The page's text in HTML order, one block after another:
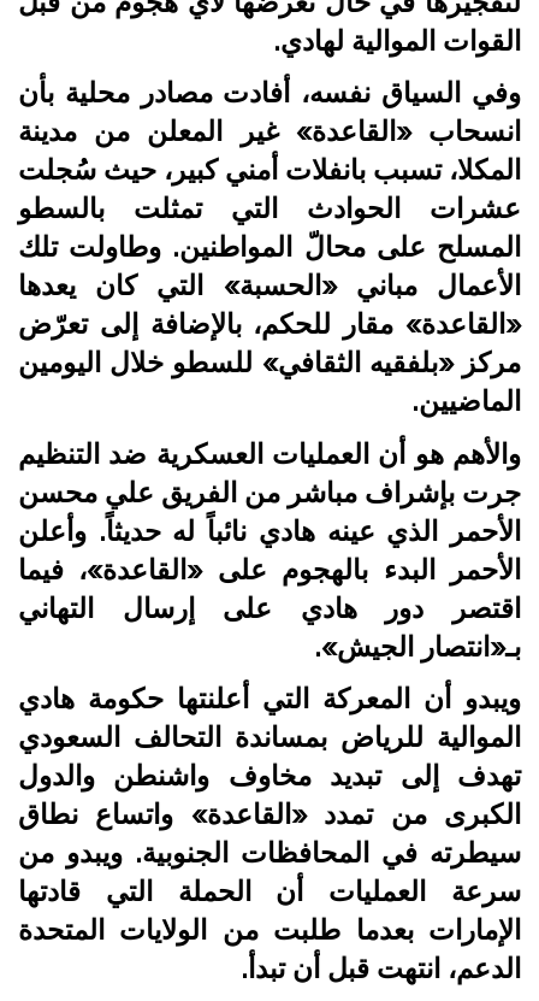
القوات الموالية لهادي.
وفي السياق نفسه، أفادت مصادر محلية بأن
انسحاب «القاعدة» غير المعلن من مدينة
المكلا، تسبب بانفلات أمني كبير، حيث سُجلت
عشرات الحوادث التي تمثلت بالسطو
المسلح على محالّ المواطنين. وطاولت تلك
الأعمال مباني «الحسبة» التي كان يعدها
«القاعدة» مقار للحكم، بالإضافة إلى تعرّض
مركز «بلفقيه الثقافي» للسطو خلال اليومين
الماضيين.
والأهم هو أن العمليات العسكرية ضد التنظيم
جرت بإشراف مباشر من الفريق علي محسن
الأحمر الذي عينه هادي نائباً له حديثاً. وأعلن
الأحمر البدء بالهجوم على «القاعدة»، فيما
اقتصر دور هادي على إرسال التهاني
بـ«انتصار الجيش».
ويبدو أن المعركة التي أعلنتها حكومة هادي
الموالية للرياض بمساندة التحالف السعودي
تهدف إلى تبديد مخاوف واشنطن والدول
الكبرى من تمدد «القاعدة» واتساع نطاق
سيطرته في المحافظات الجنوبية. ويبدو من
سرعة العمليات أن الحملة التي قادتها
الإمارات بعدما طلبت من الولايات المتحدة
الدعم، انتهت قبل أن تبدأ.